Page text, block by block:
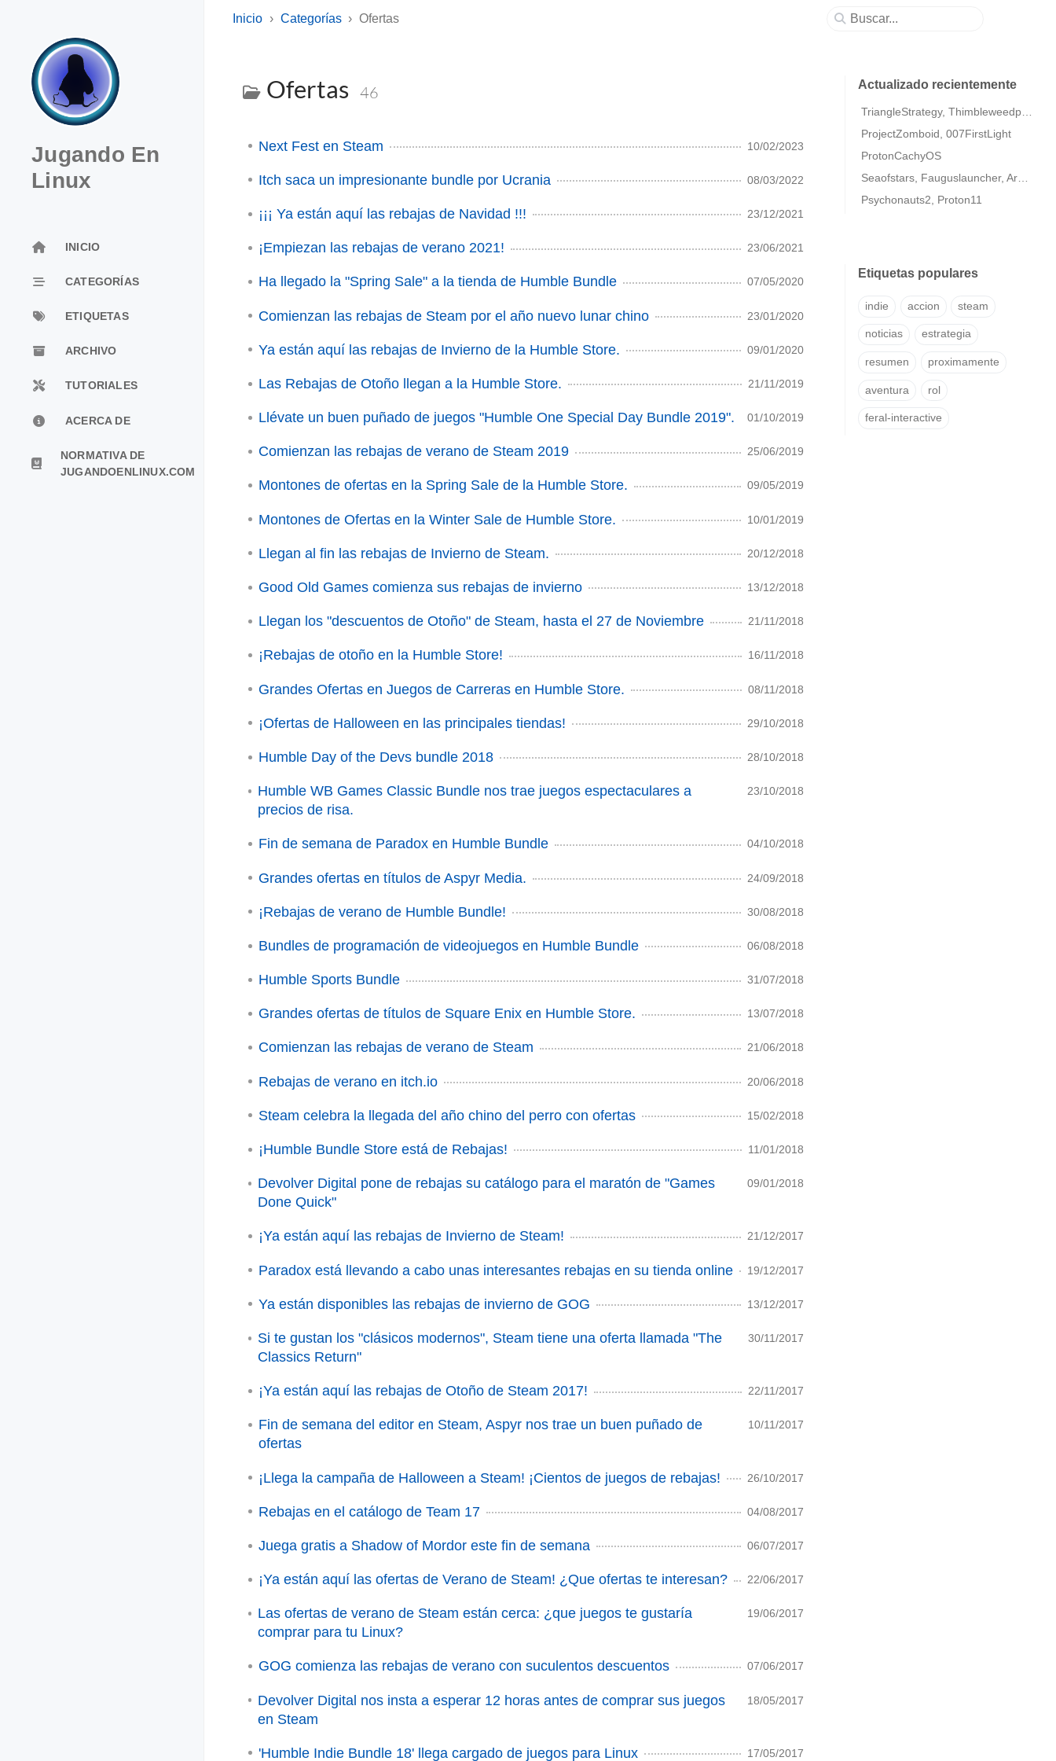
Jugando En
Linux
INICIO
CATEGORÍAS
ETIQUETAS
ARCHIVO
TUTORIALES
ACERCA DE
NORMATIVA DE
JUGANDOENLINUX.COM
Inicio Categorías Ofertas
Ofertas 46
Next Fest en Steam 10/02/2023
Itch saca un impresionante bundle por Ucrania 08/03/2022
¡¡¡ Ya están aquí las rebajas de Navidad !!! 23/12/2021
¡Empiezan las rebajas de verano 2021! 23/06/2021
Ha llegado la "Spring Sale" a la tienda de Humble Bundle 07/05/2020
Comienzan las rebajas de Steam por el año nuevo lunar chino 23/01/2020
Ya están aquí las rebajas de Invierno de la Humble Store. 09/01/2020
Las Rebajas de Otoño llegan a la Humble Store. 21/11/2019
Llévate un buen puñado de juegos "Humble One Special Day Bundle 2019". 01/10/2019
Comienzan las rebajas de verano de Steam 2019 25/06/2019
Montones de ofertas en la Spring Sale de la Humble Store. 09/05/2019
Montones de Ofertas en la Winter Sale de Humble Store. 10/01/2019
Llegan al fin las rebajas de Invierno de Steam. 20/12/2018
Good Old Games comienza sus rebajas de invierno 13/12/2018
Llegan los "descuentos de Otoño" de Steam, hasta el 27 de Noviembre 21/11/2018
¡Rebajas de otoño en la Humble Store! 16/11/2018
Grandes Ofertas en Juegos de Carreras en Humble Store. 08/11/2018
¡Ofertas de Halloween en las principales tiendas! 29/10/2018
Humble Day of the Devs bundle 2018 28/10/2018
Humble WB Games Classic Bundle nos trae juegos espectaculares a
precios de risa.
23/10/2018
Fin de semana de Paradox en Humble Bundle 04/10/2018
Grandes ofertas en títulos de Aspyr Media. 24/09/2018
¡Rebajas de verano de Humble Bundle! 30/08/2018
Bundles de programación de videojuegos en Humble Bundle 06/08/2018
Humble Sports Bundle 31/07/2018
Grandes ofertas de títulos de Square Enix en Humble Store. 13/07/2018
Comienzan las rebajas de verano de Steam 21/06/2018
Rebajas de verano en itch.io 20/06/2018
Steam celebra la llegada del año chino del perro con ofertas 15/02/2018
¡Humble Bundle Store está de Rebajas! 11/01/2018
Devolver Digital pone de rebajas su catálogo para el maratón de "Games
Done Quick"
09/01/2018
¡Ya están aquí las rebajas de Invierno de Steam! 21/12/2017
Paradox está llevando a cabo unas interesantes rebajas en su tienda online 19/12/2017
Ya están disponibles las rebajas de invierno de GOG 13/12/2017
Si te gustan los "clásicos modernos", Steam tiene una oferta llamada "The
Classics Return"
30/11/2017
¡Ya están aquí las rebajas de Otoño de Steam 2017! 22/11/2017
Fin de semana del editor en Steam, Aspyr nos trae un buen puñado de
ofertas
10/11/2017
¡Llega la campaña de Halloween a Steam! ¡Cientos de juegos de rebajas! 26/10/2017
Rebajas en el catálogo de Team 17 04/08/2017
Juega gratis a Shadow of Mordor este fin de semana 06/07/2017
¡Ya están aquí las ofertas de Verano de Steam! ¿Que ofertas te interesan? 22/06/2017
Las ofertas de verano de Steam están cerca: ¿que juegos te gustaría
comprar para tu Linux?
19/06/2017
GOG comienza las rebajas de verano con suculentos descuentos 07/06/2017
Devolver Digital nos insta a esperar 12 horas antes de comprar sus juegos
en Steam
18/05/2017
'Humble Indie Bundle 18' llega cargado de juegos para Linux 17/05/2017
Actualizado recientemente
ProjectZomboid, 007FirstLight
ProtonCachyOS
Psychonauts2, Proton11
Etiquetas populares
indie accion steam
noticias estrategia
resumen proximamente
aventura rol
feral-interactive